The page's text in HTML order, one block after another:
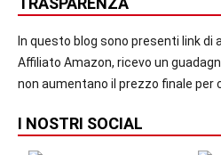
In questo blog sono presenti link di
Affiliato Amazon, ricevo un
non aumentano il prezzo finale per
I NOSTRI SOCIAL